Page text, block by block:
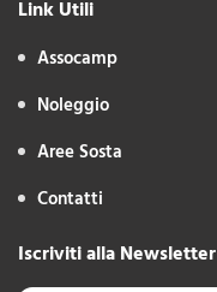
Link Utili
Assocamp
Noleggio
Aree Sosta
Contatti
Iscriviti alla Newsletter